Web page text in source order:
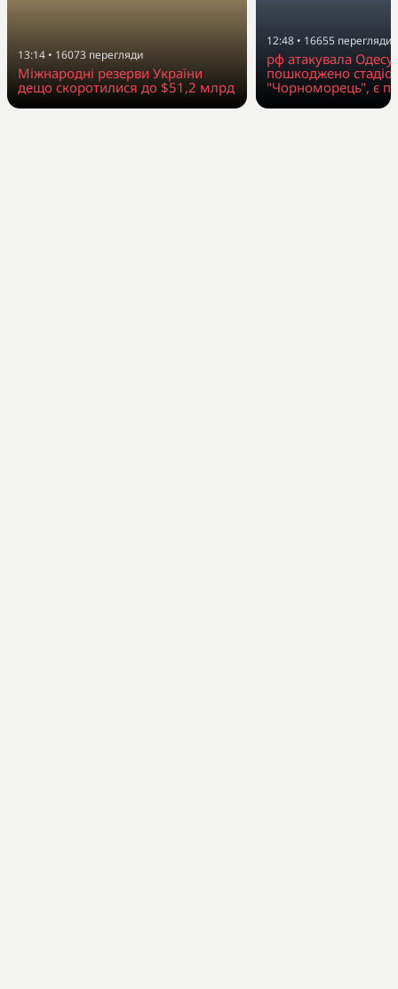
13:14 • 16073 перегляди
Міжнародні резерви України
дещо скоротилися до $51,2 млрд
12:48 • 16655 перегляди
рф атакувала
пошкоджено
"Чорноморець", є